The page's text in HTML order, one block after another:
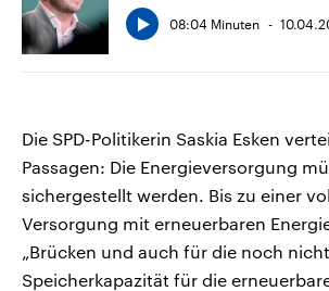
08:04 Minuten
Die SPD-Politikerin Saskia Esken
Passagen: Die Energieversorgung
sichergestellt werden. Bis zu einer
Versorgung mit erneuerbaren
„Brücken und auch für die noch
Speicherkapazität für die